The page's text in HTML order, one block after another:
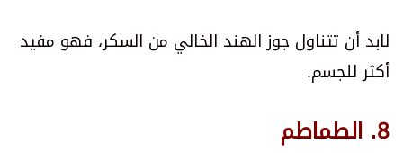
لابد أن تتناول جوز الهند الخالي من السكر، فهو مفيد
أكثر للجسم.
8. الطماطم